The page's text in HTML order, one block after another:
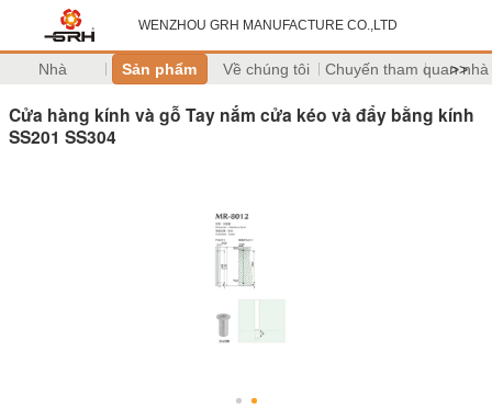
WENZHOU GRH MANUFACTURE CO.,LTD
Nhà Sản phẩm Về chúng tôi Chuyến tham quan nhà
>>
Cửa hàng kính và gỗ Tay nắm cửa kéo và đẩy bằng kính
SS201 SS304